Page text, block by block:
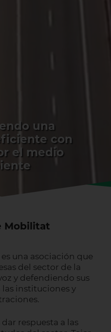
una
con
el medio
Mobilitat
una asociación que
del sector de la
y defendiendo sus
las instituciones y
respuesta a las